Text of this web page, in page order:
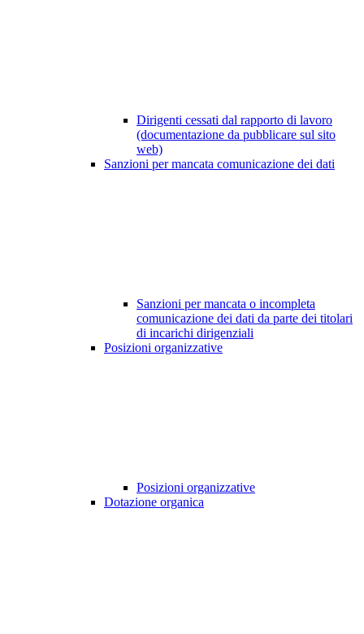
Dirigenti cessati dal rapporto di lavoro
(documentazione da pubblicare sul sito
web)
Sanzioni per mancata comunicazione dei dati
Sanzioni per mancata o incompleta
comunicazione dei dati da parte dei titolari
di incarichi dirigenziali
Posizioni organizzative
Posizioni organizzative
Dotazione organica